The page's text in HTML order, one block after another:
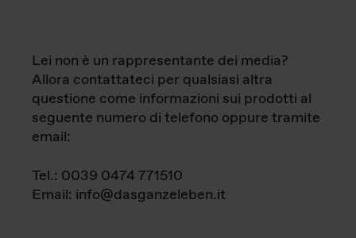
Lei non è un rappresentante dei media?
Allora contattateci per qualsiasi altra
questione come informazioni sui prodotti al
seguente numero di telefono oppure tramite
email:
Tel.: 0039 0474 771510
Email: info@dasganzeleben.it